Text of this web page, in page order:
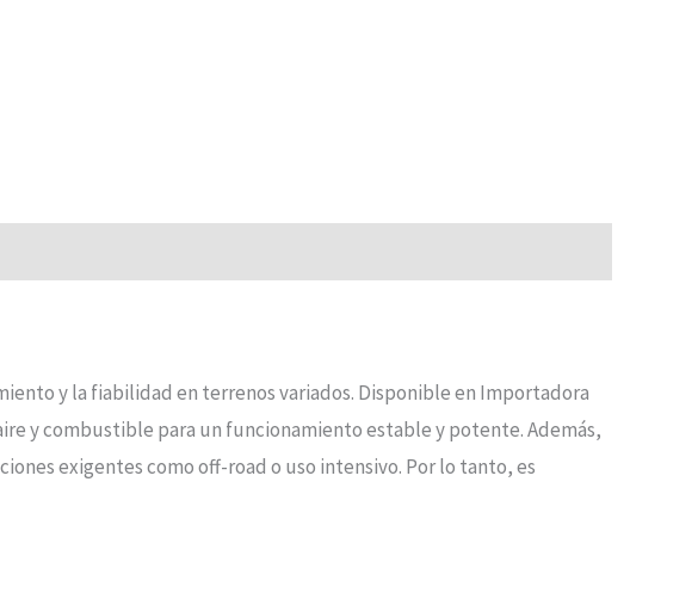
y la fiabilidad en terrenos variados. Disponible en Importadora
y combustible para un funcionamiento estable y potente. Además,
exigentes como off-road o uso intensivo. Por lo tanto, es